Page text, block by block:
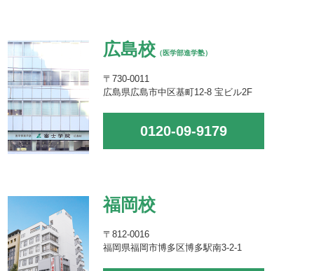
広島校 （医学部進学塾）
〒730-0011
広島県広島市中区基町12-8 宝ビル2F
0120-09-9179
福岡校
〒812-0016
福岡県福岡市博多区博多駅南3-2-1